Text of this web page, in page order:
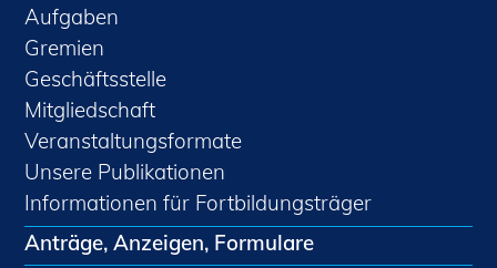
Aufgaben
Gremien
Geschäftsstelle
Mitgliedschaft
Veranstaltungsformate
Unsere Publikationen
Informationen für Fortbildungsträger
Anträge, Anzeigen, Formulare